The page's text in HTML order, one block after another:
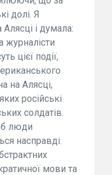
долі. Я
Алясці і думала:
журналісти
цієї події,
на Алясці,
російські
солдатів.
люди
насправді.
мови та